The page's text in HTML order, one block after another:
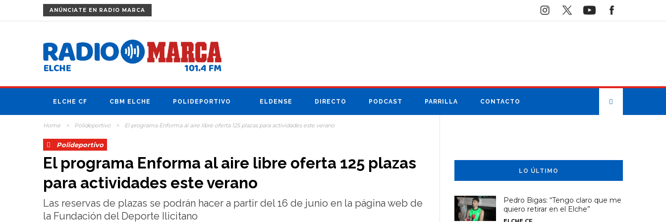
ANÚNCIATE EN RADIO MARCA
ELCHE CF CBM ELCHE POLIDEPORTIVO ELDENSE DIRECTO PODCAST PARRILLA CONTACTO
Home > Polideportivo > El programa Enforma al aire libre oferta 125 plazas para actividades este verano
Polideportivo
El programa Enforma al aire libre oferta 125 plazas
para actividades este verano
Las reservas de plazas se podrán hacer a partir del 16 de junio en la página web de
la Fundación del Deporte Ilicitano
LO ÚLTIMO
Pedro Bigas: “Tengo claro que me
quiero retirar en el Elche”